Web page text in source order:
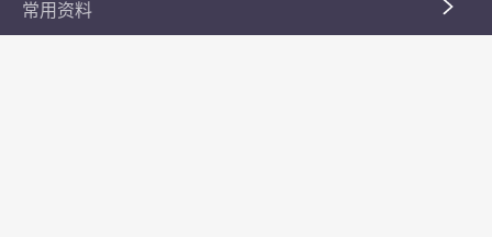
常用资料